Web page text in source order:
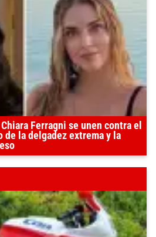
Ferragni se unen contra el
de la delgadez extrema y la